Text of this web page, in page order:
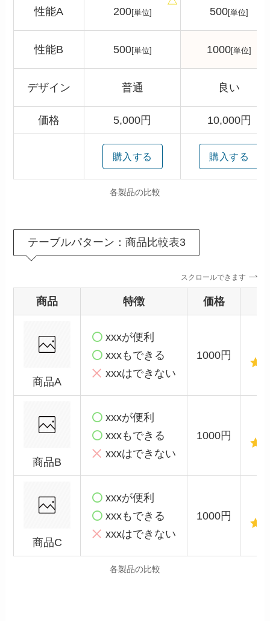
性能A 200[単位] 500[単位]
性能B 500[単位] 1000[単位]
デザイン 普通 良い
価格 5,000円 10,000円
購入する 購入する
各製品の比較
テーブルパターン：商品比較表3
スクロールできます
商品 特徴 価格
商品A
xxxが便利
xxxもできる
xxxはできない
1000円
商品B
xxxが便利
xxxもできる
xxxはできない
1000円
商品C
xxxが便利
xxxもできる
xxxはできない
1000円
各製品の比較